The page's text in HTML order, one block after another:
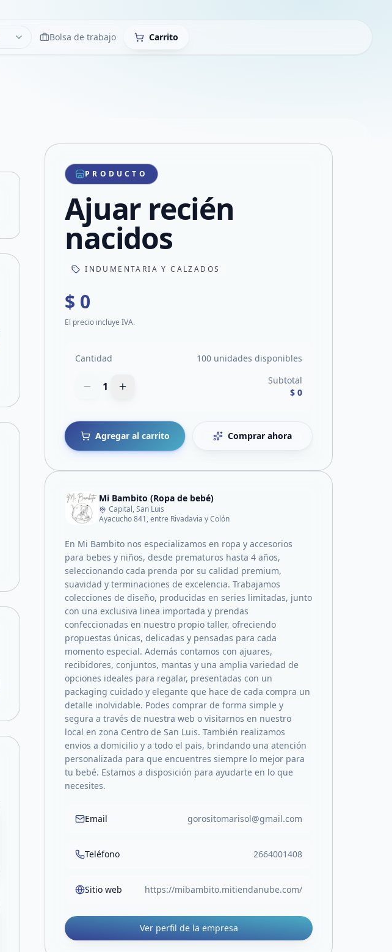
LimpiarBolsa de trabajo Carrito
Compartir producto
Compartir por WhatsApp
Compartir por mail
Compartir en Facebook
Compartir en X
PRODUCTO
Ajuar recién
nacidos
INDUMENTARIA Y CALZADOS
$ 0
El precio incluye IVA.
Cantidad 100 unidades disponibles
1
Subtotal
$ 0
Agregar al carrito Comprar ahora
Mi Bambito (Ropa de bebé)
Capital, San Luis
Ayacucho 841, entre Rivadavia y Colón
En Mi Bambito nos especializamos en ropa y accesorios
para bebes y niños, desde prematuros hasta 4 años,
seleccionando cada prenda por su calidad premium,
suavidad y terminaciones de excelencia. Trabajamos
colecciones de diseño, producidas en series limitadas, junto
con una exclusiva linea importada y prendas
confeccionadas en nuestro propio taller, ofreciendo
propuestas únicas, delicadas y pensadas para cada
momento especial. Además contamos con ajuares,
recibidores, conjuntos, mantas y una amplia variedad de
opciones ideales para regalar, presentadas con un
packaging cuidado y elegante que hace de cada compra un
detalle inolvidable. Podes comprar de forma simple y
segura a través de nuestra web o visitarnos en nuestro
local en zona Centro de San Luis. También realizamos
envios a domicilio y a todo el pais, brindando una atención
personalizada para que encuentres siempre lo mejor para
tu bebé. Estamos a disposición para ayudarte en lo que
necesites.
Email gorositomarisol@gmail.com
Teléfono 2664001408
Sitio web https://mibambito.mitiendanube.com/
Ver perfil de la empresa